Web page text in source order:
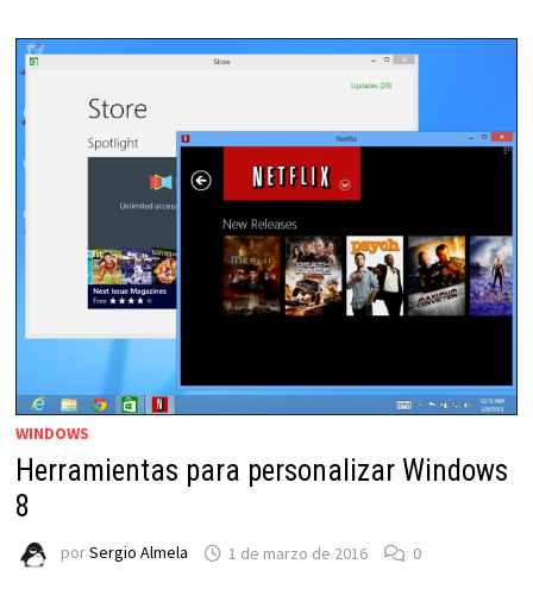
TWEAK
0.8.6
WINDOWS
Herramientas para personalizar Windows
8
porSergio Almela 1 de marzo de 2016 0